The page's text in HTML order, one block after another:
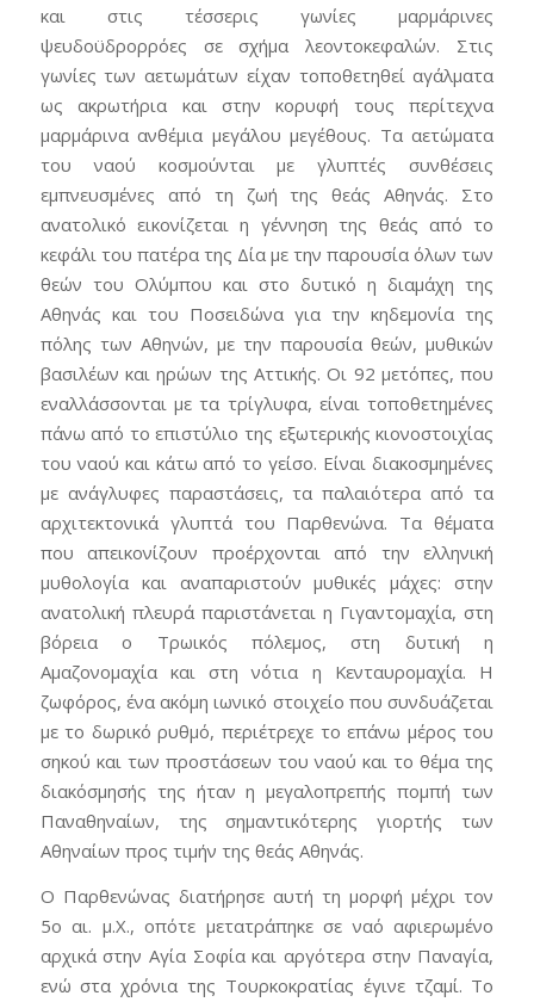
και στις τέσσερις γωνίες μαρμάρινες
ψευδοϋδρορρόες σε σχήμα λεοντοκεφαλών. Στις
γωνίες των αετωμάτων είχαν τοποθετηθεί αγάλματα
ως ακρωτήρια και στην κορυφή τους περίτεχνα
μαρμάρινα ανθέμια μεγάλου μεγέθους. Τα αετώματα
του ναού κοσμούνται με γλυπτές συνθέσεις
εμπνευσμένες από τη ζωή της θεάς Αθηνάς. Στο
ανατολικό εικονίζεται η γέννηση της θεάς από το
κεφάλι του πατέρα της Δία με την παρουσία όλων των
θεών του Ολύμπου και στο δυτικό η διαμάχη της
Αθηνάς και του Ποσειδώνα για την κηδεμονία της
πόλης των Αθηνών, με την παρουσία θεών, μυθικών
βασιλέων και ηρώων της Αττικής. Οι 92 μετόπες, που
εναλλάσσονται με τα τρίγλυφα, είναι τοποθετημένες
πάνω από το επιστύλιο της εξωτερικής κιονοστοιχίας
του ναού και κάτω από το γείσο. Είναι διακοσμημένες
με ανάγλυφες παραστάσεις, τα παλαιότερα από τα
αρχιτεκτονικά γλυπτά του Παρθενώνα. Τα θέματα
που απεικονίζουν προέρχονται από την ελληνική
μυθολογία και αναπαριστούν μυθικές μάχες: στην
ανατολική πλευρά παριστάνεται η Γιγαντομαχία, στη
βόρεια ο Τρωικός πόλεμος, στη δυτική η
Αμαζονομαχία και στη νότια η Κενταυρομαχία. Η
ζωφόρος, ένα ακόμη ιωνικό στοιχείο που συνδυάζεται
με το δωρικό ρυθμό, περιέτρεχε το επάνω μέρος του
σηκού και των προστάσεων του ναού και το θέμα της
διακόσμησής της ήταν η μεγαλοπρεπής πομπή των
Παναθηναίων, της σημαντικότερης γιορτής των
Αθηναίων προς τιμήν της θεάς Αθηνάς.
Ο Παρθενώνας διατήρησε αυτή τη μορφή μέχρι τον
5ο αι. μ.Χ., οπότε μετατράπηκε σε ναό αφιερωμένο
αρχικά στην Αγία Σοφία και αργότερα στην Παναγία,
ενώ στα χρόνια της Τουρκοκρατίας έγινε τζαμί. Το